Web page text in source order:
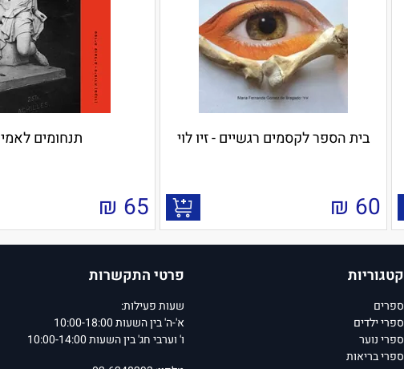
בית הספר לקסמים רגשיים - זיו לוי
60
₪
תנחומים לאמי
65
₪
קטגוריות
ספרים
ספרי ילדים
ספרי נוער
ספרי בריאות
פרטי התקשרות
שעות פעילות:
א'-ה' בין השעות 10:00-18:00
ו' וערבי חג' בין השעות 10:00-14:00